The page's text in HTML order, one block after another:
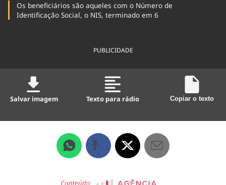
Os beneficiários são aqueles com o Número de
Identificação Social, o NIS, terminado em 6
PUBLICIDADE
Salvar imagem Texto para rádio Copiar o texto